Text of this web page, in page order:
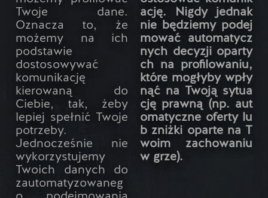
Twoje dane.
Oznacza to, że
możemy na ich
podstawie
dostosowywać
komunikację
kierowaną do
Ciebie, tak, żeby
lepiej spełnić Twoje
potrzeby.
Jednocześnie nie
wykorzystujemy
Twoich danych do
zautomatyzowaneg
ację. Nigdy jednak
nie będziemy podej
mować automatycz
nych decyzji oparty
ch na profilowaniu,
które mogłyby wpły
nąć na Twoją sytua
cję prawną (np. aut
omatyczne oferty lu
b zniżki oparte na T
woim zachowaniu
w grze).